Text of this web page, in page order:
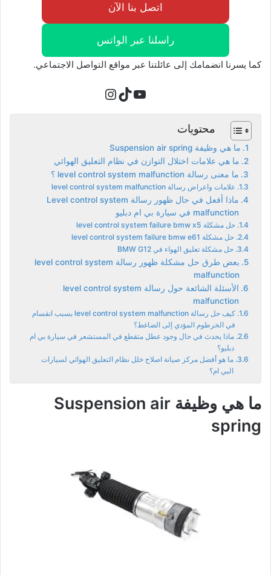
اتصل بنا الآن
راسلنا عبر الواتس
كما يسرنا انضمامك إلى عائلتنا عبر مواقع التواصل الاجتماعي.
يوتيوب
تيك توكإنستجرام
محتويات
ما هي وظيفة Suspension air spring
ما هي علامات اختلال التوازن في نظام التعليق الهوائي
ما معنى رسالة level control system malfunction ؟
علامات واعراض رسالة level control system malfunction
ماذا أفعل في حال ظهور رسالة Level control system
malfunction في سيارة بي ام دبليو
حل مشكلة level control system failure bmw x5
حل مشكلة level control system failure bmw e61
حل مشكلة تعليق الهواء في BMW G12
بعض طرق حل مشكلة ظهور رسالة level control system
malfunction
الأسئلة الشائعة حول رسالة level control system
malfunction
كيف حل رسالة level control system malfunction بسبب انقسام
في الخرطوم المؤدي إلى الضاغط؟
ماذا يحدث في حال وجود عطل متقطع في المستشعر في سيارة بي ام
دبليو؟
ما هو أفضل مركز صيانة اصلاح خلل نظام التعليق الهوائي لسيارات
البي ام؟
ما هي وظيفة Suspension air
spring